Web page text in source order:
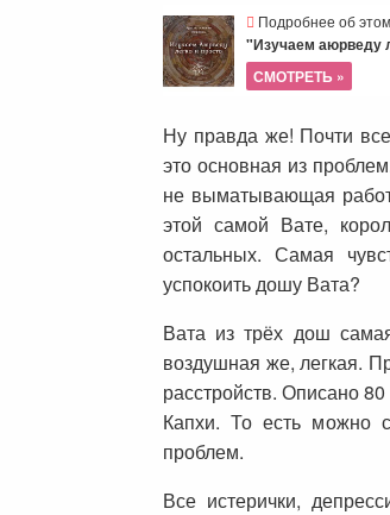
Подробнее об этом
"Изучаем аюрведу
СМОТРЕТЬ »
Ну правда же! Почти
это основная из
не выматывающая
этой самой Вате,
остальных. Самая
успокоить дошу Вата?
Вата из трёх дош
воздушная же, легкая.
расстройств. Описано
Капхи. То есть можно
проблем.
Все истерички,